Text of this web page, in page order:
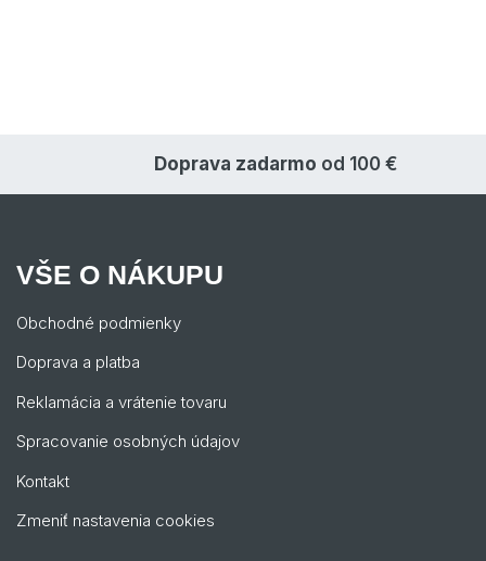
Doprava zadarmo od 100 €
VŠE O NÁKUPU
Obchodné podmienky
Doprava a platba
Reklamácia a vrátenie tovaru
Spracovanie osobných údajov
Kontakt
Zmeniť nastavenia cookies